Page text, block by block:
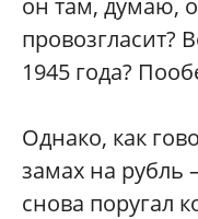
он там, думаю,
провозгласит?
1945 года?
Однако, как
замах на рубль
снова поругал